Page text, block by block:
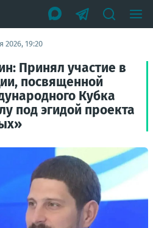
2026, 19:20
Принял участие в
посвященной
Кубка
под эгидой проекта